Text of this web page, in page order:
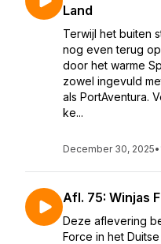
Land
Terwijl het buiten
nog even terug
door het warme
zowel ingevuld
als PortAventura.
ke...
December 30, 2025•
Afl. 75: Winjas
Deze aflevering
Force in het